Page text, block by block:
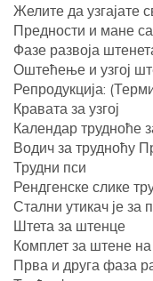
Желите да узгајате
Предности и мане
Фазе развоја
Оштећење и узгој
Репродукција:
Кравата за узгој
Календар трудноће
Водич за трудноћу
Трудни пси
Рендгенске слике
Стални утикач је за
Штета за штенце
Комплет за штене
Прва и друга фаза